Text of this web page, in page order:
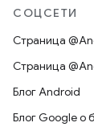
СОЦСЕТИ
Страница
Страница
Блог Android
Блог Google о